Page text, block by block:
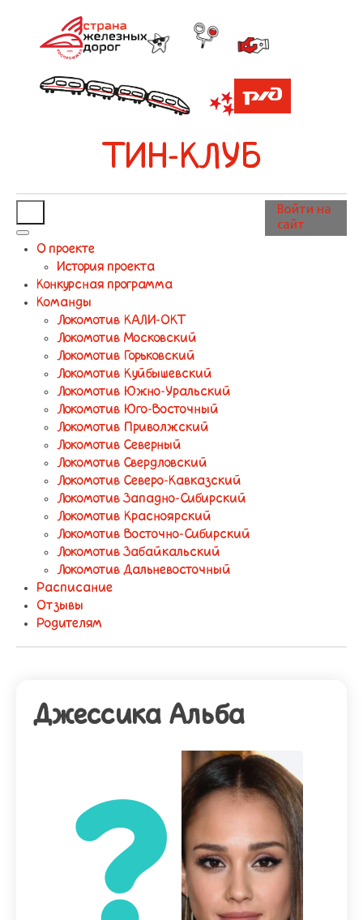
ТИН-КЛУБ
О проекте
История проекта
Конкурсная программа
Команды
Локомотив КАЛИ-ОКТ
Локомотив Московский
Локомотив Горьковский
Локомотив Куйбышевский
Локомотив Южно-Уральский
Локомотив Юго-Восточный
Локомотив Приволжский
Локомотив Северный
Локомотив Свердловский
Локомотив Северо-Кавказский
Локомотив Западно-Сибирский
Локомотив Красноярский
Локомотив Восточно-Сибирский
Локомотив Забайкальский
Локомотив Дальневосточный
Расписание
Отзывы
Родителям
Войти на
сайт
Джессика Альба